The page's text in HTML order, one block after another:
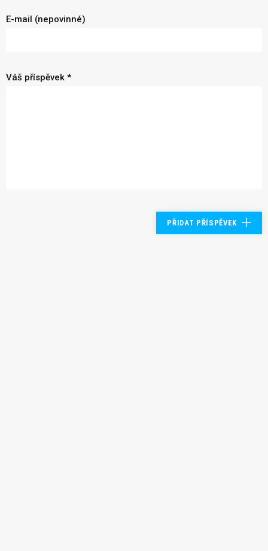
E-mail (nepovinné)
Váš příspěvek *
PŘIDAT PŘÍSPĚVEK